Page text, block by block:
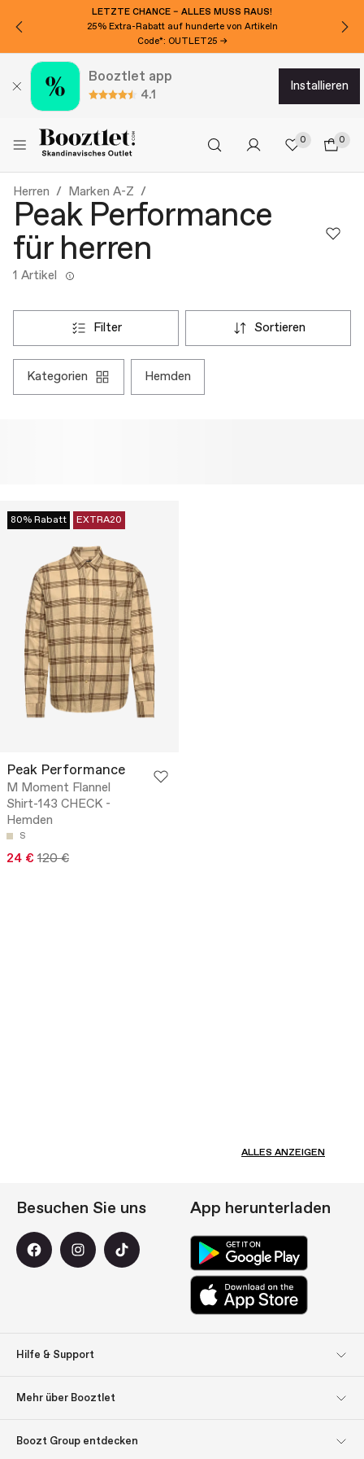
LETZTE CHANCE – ALLES MUSS RAUS!
25% Extra-Rabatt auf hunderte von Artikeln
Code*: OUTLET25 →
Booztlet app
4.1
installieren
0 0
Herren Marken A-Z
Peak Performance
für herren
1 Artikel
filter sortieren
kategorien hemden
80% Rabatt EXTRA20
Peak Performance
M Moment Flannel
Shirt-143 CHECK -
Hemden
S
24 € 120 €
ALLES ANZEIGEN
Hilfe & Support
Mehr über Booztlet
Newsletter
Boozt Group entdecken
Besuchen Sie uns App herunterladen